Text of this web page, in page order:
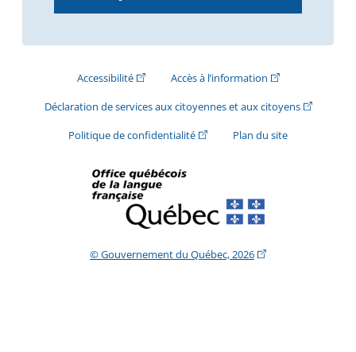
Accessibilité(Cet hyperlien externe s'ouvrira dans une
Accès à l’information(Cet hyperlien
Déclaration de services aux citoyennes et aux citoyens(Cet
Politique de confidentialité(Cet hyperlien externe s'ouvrira
Plan du site
© Gouvernement du Québec, 2026(Cet hyperlien